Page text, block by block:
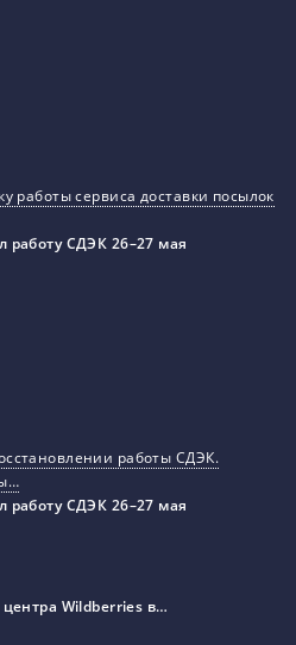
работы сервиса доставки посылок
работу СДЭК 26–27 мая
работы СДЭК.
работу СДЭК 26–27 мая
центра Wildberries в…